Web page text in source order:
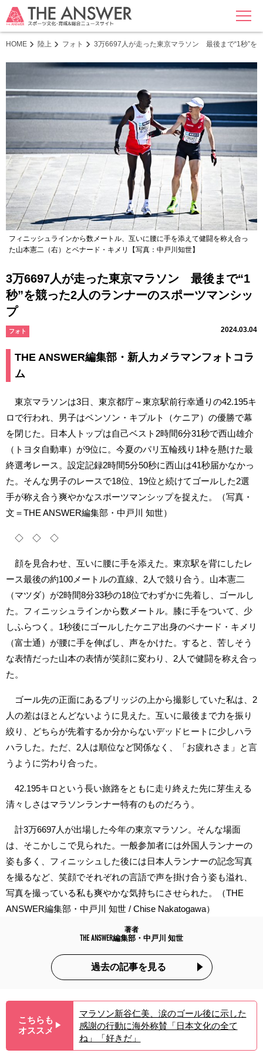
MENU
HOME 陸上 フォト 3万6697人が走った東京マラソン 最後まで“1秒”を
フィニッシュラインから数メートル、互いに腰に手を添えて健闘を称え合っ
た山本憲二（右）とベナード・キメリ【写真：中戸川知世】
3万6697人が走った東京マラソン 最後まで“1
秒”を競った2人のランナーのスポーツマンシッ
プ
フォト 2024.03.04
THE ANSWER編集部・新人カメラマンフォトコラ
ム
東京マラソンは3日、東京都庁～東京駅前行幸通りの42.195キ
ロで行われ、男子はベンソン・キプルト（ケニア）の優勝で幕
を閉じた。日本人トップは自己ベスト2時間6分31秒で西山雄介
（トヨタ自動車）が9位に。今夏のパリ五輪残り1枠を懸けた最
終選考レース。設定記録2時間5分50秒に西山は41秒届かなかっ
た。そんな男子のレースで18位、19位と続けてゴールした2選
手が称え合う爽やかなスポーツマンシップを捉えた。（写真・
文＝THE ANSWER編集部・中戸川 知世）
◇ ◇ ◇
顔を見合わせ、互いに腰に手を添えた。東京駅を背にしたレ
ース最後の約100メートルの直線、2人で競り合う。山本憲二
（マツダ）が2時間8分33秒の18位でわずかに先着し、ゴールし
た。フィニッシュラインから数メートル。膝に手をついて、少
しふらつく。1秒後にゴールしたケニア出身のベナード・キメリ
（富士通）が腰に手を伸ばし、声をかけた。すると、苦しそう
な表情だった山本の表情が笑顔に変わり、2人で健闘を称え合っ
た。
ゴール先の正面にあるブリッジの上から撮影していた私は、2
人の差はほとんどないように見えた。互いに最後まで力を振り
絞り、どちらが先着するか分からないデッドヒートに少しハラ
ハラした。ただ、2人は順位など関係なく、「お疲れさま」と言
うように労わり合った。
42.195キロという長い旅路をともに走り終えた先に芽生える
清々しさはマラソンランナー特有のものだろう。
計3万6697人が出場した今年の東京マラソン。そんな場面
は、そこかしこで見られた。一般参加者には外国人ランナーの
姿も多く、フィニッシュした後には日本人ランナーの記念写真
を撮るなど、笑顔でそれぞれの言語で声を掛け合う姿も溢れ、
写真を撮っている私も爽やかな気持ちにさせられた。（THE
ANSWER編集部・中戸川 知世 / Chise Nakatogawa）
著者
THE ANSWER編集部・中戸川 知世
過去の記事を見る
こちらも
オススメ ▶︎
マラソン新谷仁美、涙のゴール後に示した
感謝の行動に海外称賛「日本文化の全て
ね」「好きだ」